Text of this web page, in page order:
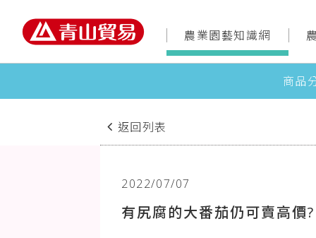
農業園藝知識網
商品
返回列表
2022/07/07
有尻腐的大番茄仍可賣高價